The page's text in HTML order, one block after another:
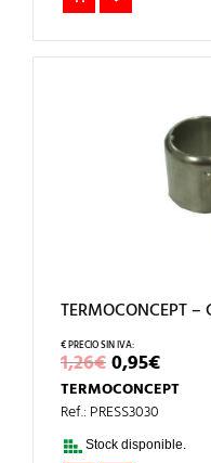
TERMOCONCEPT
1,26€EL
PRECIO
ORIGINAL
ERA:
1,26€.
0,95€EL
0,95€.
TERMOCONCEPT
Ref.: PRESS3030
Stock disponible.